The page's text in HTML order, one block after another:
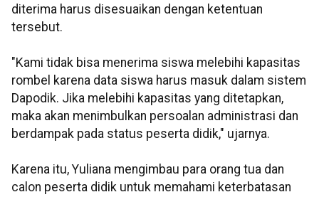
diterima harus disesuaikan dengan ketentuan
tersebut.
"Kami tidak bisa menerima siswa melebihi kapasitas
rombel karena data siswa harus masuk dalam sistem
Dapodik. Jika melebihi kapasitas yang ditetapkan,
maka akan menimbulkan persoalan administrasi dan
berdampak pada status peserta didik," ujarnya.
Karena itu, Yuliana mengimbau para orang tua dan
calon peserta didik untuk memahami keterbatasan